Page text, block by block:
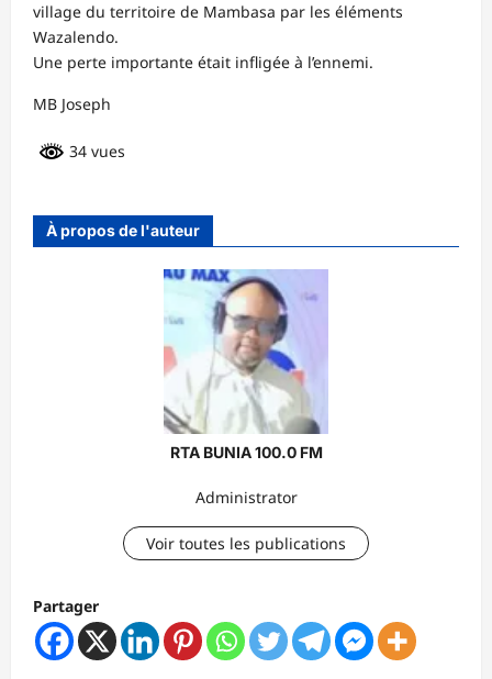
village du territoire de Mambasa par les éléments
Wazalendo.
Une perte importante était infligée à l’ennemi.
MB Joseph
34 vues
À propos de l'auteur
RTA BUNIA 100.0 FM
Administrator
Voir toutes les publications
Partager